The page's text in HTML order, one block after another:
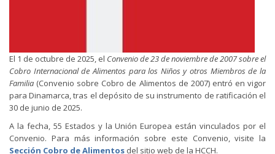
El 1 de octubre de 2025, el Convenio de 23 de noviembre de 2007 sobre el
Cobro Internacional de Alimentos para los Niños y otros Miembros de la
Familia (Convenio sobre Cobro de Alimentos de 2007) entró en vigor
para Dinamarca, tras el depósito de su instrumento de ratificación el
30 de junio de 2025.
A la fecha, 55 Estados y la Unión Europea están vinculados por el
Convenio. Para más información sobre este Convenio, visite la
Sección Cobro de Alimentos del sitio web de la HCCH.